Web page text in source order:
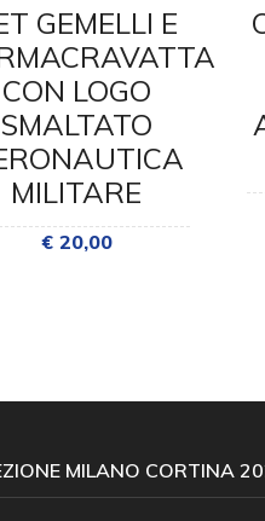
GEMELLI E
CON LOGO
SMALTATO
MILITARE
€ 20,00
MILANO CORTINA